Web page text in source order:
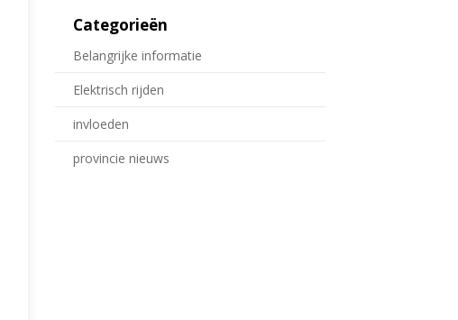
Categorieën
Belangrijke informatie
Elektrisch rijden
invloeden
provincie nieuws